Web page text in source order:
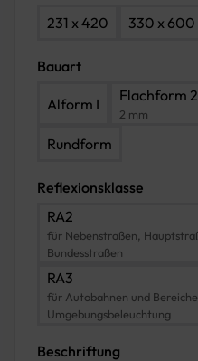
231 x 420
330 x 600
Bauart
Alform I Flachform 2
2 mm
Rundform
Reflexionsklasse
RA2
für Nebenstraßen,
Bundesstraßen
RA3
für Autobahnen und
Umgebungsbeleuchtung
Beschriftung